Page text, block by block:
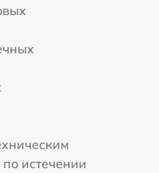
истечении